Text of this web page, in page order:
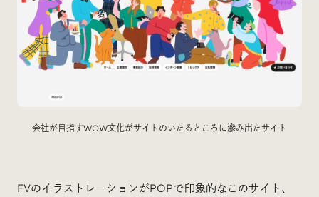
Project byFOURDIGIT, SHIFTBRAIN andWab Design
Collaboration withOUGON
Privacy Policy
会社が目指すWOW文化がサイトのいたるところに滲み出たサイト
FVのイラストレーションがPOPで印象的なこのサイト、